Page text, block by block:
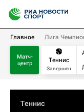
Главное Лига
Матч-
центр
Теннис
Завершен
Теннис